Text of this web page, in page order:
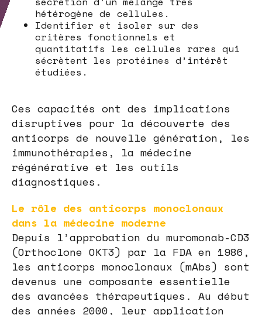
hétérogène de cellules.
Identifier et isoler sur des
critères fonctionnels et
quantitatifs les cellules rares qui
sécrètent les protéines d’intérêt
étudiées.
Ces capacités ont des implications
disruptives pour la découverte des
anticorps de nouvelle génération, les
immunothérapies, la médecine
régénérative et les outils
diagnostiques.
Le rôle des anticorps monoclonaux
dans la médecine moderne
Depuis l’approbation du muromonab-CD3
(Orthoclone OKT3) par la FDA en 1986,
les anticorps monoclonaux (mAbs) sont
devenus une composante essentielle
des avancées thérapeutiques. Au début
des années 2000, leur application